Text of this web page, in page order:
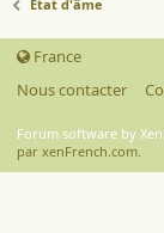
Etat d'âme
France
Nous contacter
Forum software by
par xenFrench.com.